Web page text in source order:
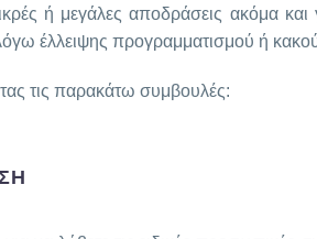
ή μεγάλες αποδράσεις ακόμα
έλλειψης προγραμματισμού ή
τις παρακάτω συμβουλές: